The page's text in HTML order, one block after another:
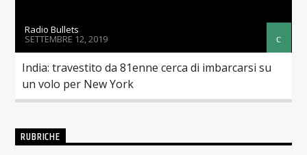
Radio Bullets
SETTEMBRE 12, 2019
India: travestito da 81enne cerca di imbarcarsi su
un volo per New York
RUBRICHE